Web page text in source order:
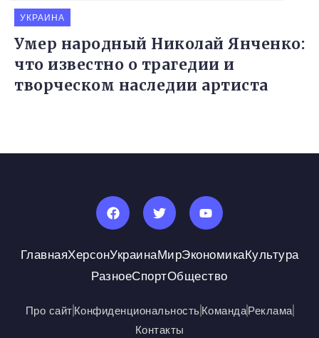
УКРАИНА
Умер народный Николай Янченко:
что известно о трагедии и
творческом наследии артиста
ГлавнаяХерсонУкраинаМирЭкономикаКультура
РазноеСпортОбщество
Про сайтКонфиденциональностьКомандаРеклама
Контакты